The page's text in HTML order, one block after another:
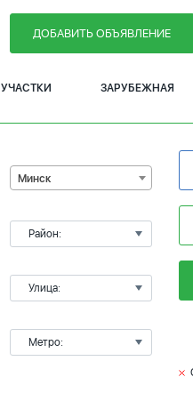
ДОБАВИТЬ ОБЪЯВЛЕНИЕ
УЧАСТКИ ЗАРУБЕЖНАЯ
Минск
Район:
Улица:
Метро: